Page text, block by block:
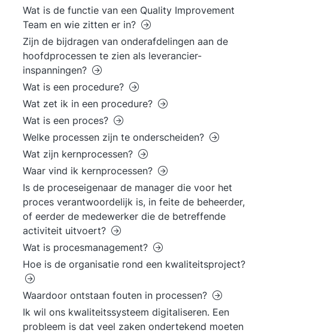
Wat is de functie van een Quality Improvement
Team en wie zitten er in?
Zijn de bijdragen van onderafdelingen aan de
hoofdprocessen te zien als leverancier-
inspanningen?
Wat is een procedure?
Wat zet ik in een procedure?
Wat is een proces?
Welke processen zijn te onderscheiden?
Wat zijn kernprocessen?
Waar vind ik kernprocessen?
Is de proceseigenaar de manager die voor het
proces verantwoordelijk is, in feite de beheerder,
of eerder de medewerker die de betreffende
activiteit uitvoert?
Wat is procesmanagement?
Hoe is de organisatie rond een kwaliteitsproject?
Waardoor ontstaan fouten in processen?
Ik wil ons kwaliteitssysteem digitaliseren. Een
probleem is dat veel zaken ondertekend moeten